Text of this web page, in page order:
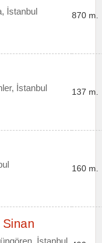
İstanbul 870 m.
İstanbul 137 m.
160 m.
İstanbul